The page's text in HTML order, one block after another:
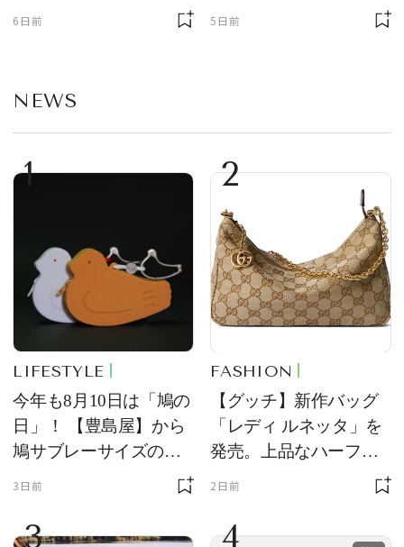
ゲット【＃SPURおやつ
6日前 5日前
NEWS
1
LIFESTYLE
今年も8月10日は「鳩の
日」！ 【豊島屋】から
鳩サブレーサイズのポ
ーチ「はとっこ」を限
3日前
2
FASHION
【グッチ】新作バッグ
「レディ ルネッタ」を
発売。上品なハーフム
ーン型がスタイリング
2日前
3 4